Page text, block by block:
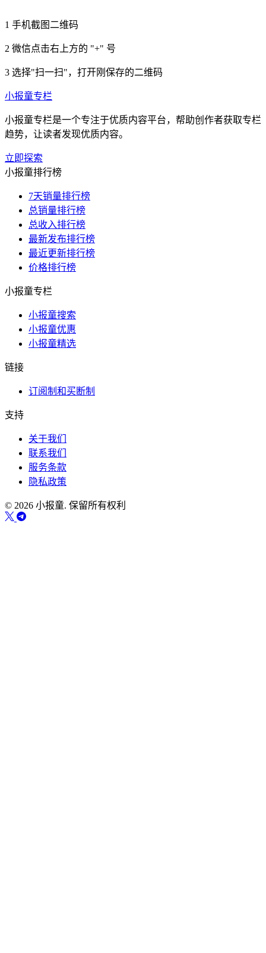
1 手机截图二维码
2 微信点击右上方的 "+" 号
3 选择"扫一扫"，打开刚保存的二维码
小报童专栏
小报童专栏是一个专注于优质内容平台，帮助创作者获取专栏
趋势，让读者发现优质内容。
立即探索
小报童排行榜
7天销量排行榜
总销量排行榜
总收入排行榜
最新发布排行榜
最近更新排行榜
价格排行榜
小报童专栏
小报童搜索
小报童优惠
小报童精选
链接
订阅制和买断制
支持
关于我们
联系我们
服务条款
隐私政策
© 2026 小报童. 保留所有权利